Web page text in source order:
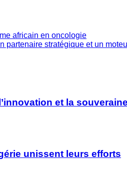
africain en oncologie
partenaire stratégique et un
et la
unissent leurs efforts